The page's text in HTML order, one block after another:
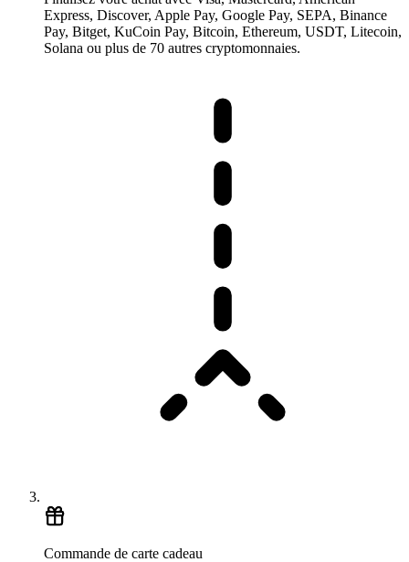
Express, Discover, Apple Pay, Google Pay, SEPA, Binance
Pay, Bitget, KuCoin Pay, Bitcoin, Ethereum, USDT, Litecoin,
Solana ou plus de 70 autres cryptomonnaies.
Commande de carte cadeau